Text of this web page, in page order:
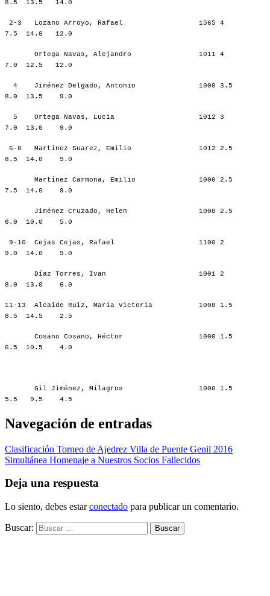
8.5 13.5 14.0
2-3 Lozano Arroyo, Rafael 1565 4
7.5 14.0 12.0
Ortega Navas, Alejandro 1011 4
7.0 12.5 12.0
4 Jiménez Delgado, Antonio 1000 3.5
8.0 13.5 9.0
5 Ortega Navas, Lucia 1012 3
7.0 13.0 9.0
6-8 Martínez Suarez, Emilio 1012 2.5
8.5 14.0 9.0
Martínez Carmona, Emilio 1000 2.5
7.5 14.0 9.0
Jiménez Cruzado, Helen 1000 2.5
6.0 10.0 5.0
9-10 Cejas Cejas, Rafael 1100 2
9.0 14.0 9.0
Díaz Torres, Ivan 1001 2
8.0 13.0 6.0
11-13 Alcaide Ruiz, María Victoria 1008 1.5
8.5 14.5 2.5
Cosano Cosano, Héctor 1000 1.5
6.5 10.5 4.0
Gil Jiménez, Milagros 1000 1.5
5.5 9.5 4.5
Navegación de entradas
Clasificación Torneo de Ajedrez Villa de Puente Genil 2016
Simultánea Homenaje a Nuestros Socios Fallecidos
Deja una respuesta
Lo siento, debes estarconectado para publicar un comentario.
Buscar: